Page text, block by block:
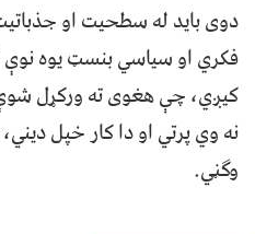
دوی باید له سطحیت او
فکري او سیاسي بنسټ یوه نوې
کیږي، چې هغوی ته ورکړل
نه وي پرتي او دا کار خپل
وګڼي.